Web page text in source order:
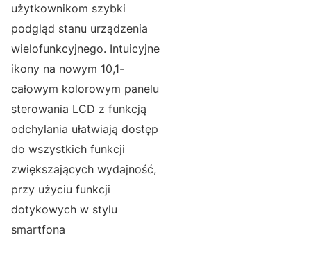
użytkownikom szybki
podgląd stanu urządzenia
wielofunkcyjnego. Intuicyjne
ikony na nowym 10,1-
całowym kolorowym panelu
sterowania LCD z funkcją
odchylania ułatwiają dostęp
do wszystkich funkcji
zwiększających wydajność,
przy użyciu funkcji
dotykowych w stylu
smartfona